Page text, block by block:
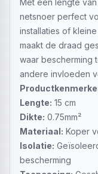
Met een lengte van
netsnoer perfect
installaties of
maakt de draad
waar bescherming
andere invloeden
Lengte: 15 cm
Dikte: 0.75mm²
Materiaal: Koper
Isolatie:
bescherming